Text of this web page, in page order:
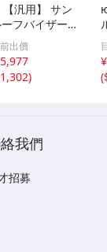
汎用】 サン
フバイザー
クスモーク [
イズ ] 110×3
取付金具
サンルーフ
出價
)
(
我們
招募